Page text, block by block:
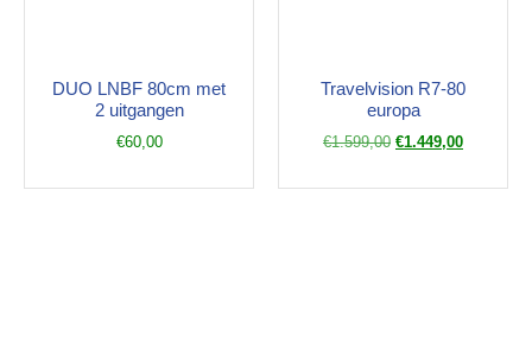
DUO LNBF 80cm met
2 uitgangen
€60,00
Travelvision R7-80
europa
€1.599,00 €1.449,00